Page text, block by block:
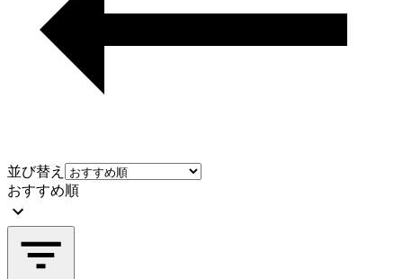
並び替え
おすすめ順